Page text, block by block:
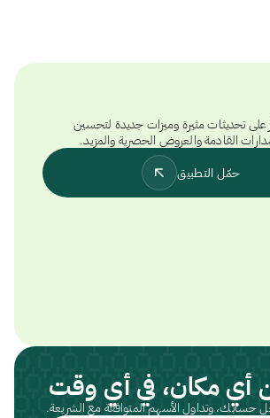
على تحديثات مثيرة وميزات جديدة لتحسين
القادمة والعروض الحصرية والمزيد.
حمّل التطبيق
أي مكان، في أي وقت
وتداول الأسهم المتوافقة مع الشريعة.